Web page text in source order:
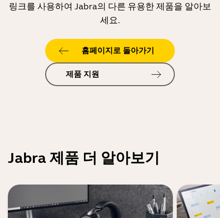
링크를 사용하여 Jabra의 다른 유용한 제품을 알아보
세요.
홈페이지로 돌아가기
제품 지원
Jabra 제품 더 알아보기